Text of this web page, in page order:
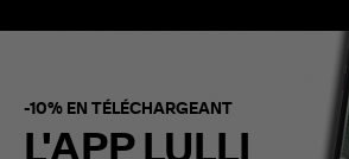
-10% EN TÉLÉCHARGEANT